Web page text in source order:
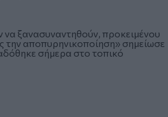
να ξανασυναντηθούν, προκειμένου
την αποπυρηνικοποίηση» σημείωσε
σήμερα στο τοπικό